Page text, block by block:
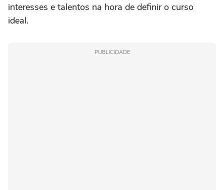
interesses e talentos na hora de definir o curso
ideal.
PUBLICIDADE